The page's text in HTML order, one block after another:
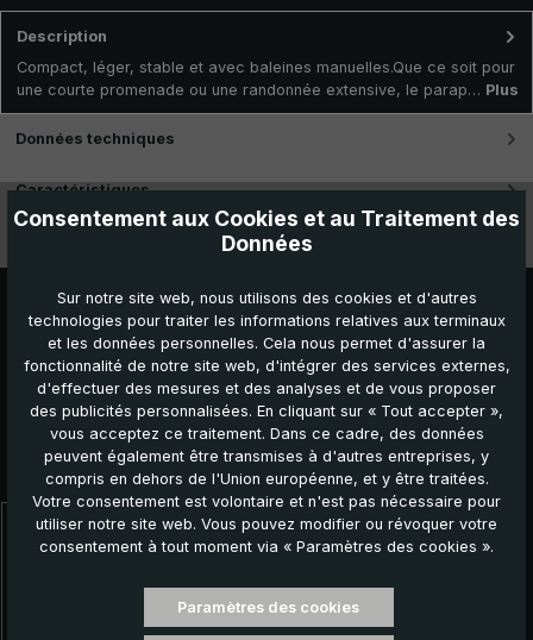
Description
Compact, léger, stable et avec baleines manuelles.Que ce soit pour
une courte promenade ou une randonnée extensive, le parap… Plus
Données techniques
Caractéristiques
Ignorer la galerie de produits
Autres produits que vous pourriez aimer :
Consentement aux Cookies et au Traitement des
Données
Sur notre site web, nous utilisons des cookies et d'autres
technologies pour traiter les informations relatives aux terminaux
et les données personnelles. Cela nous permet d'assurer la
fonctionnalité de notre site web, d'intégrer des services externes,
d'effectuer des mesures et des analyses et de vous proposer
des publicités personnalisées. En cliquant sur « Tout accepter »,
vous acceptez ce traitement. Dans ce cadre, des données
peuvent également être transmises à d'autres entreprises, y
compris en dehors de l'Union européenne, et y être traitées.
Votre consentement est volontaire et n'est pas nécessaire pour
utiliser notre site web. Vous pouvez modifier ou révoquer votre
consentement à tout moment via « Paramètres des cookies ».
Paramètres des cookies